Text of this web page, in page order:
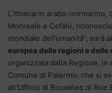
L’itinerario arabo-normanno,
Monreale e Cefalù,
mondiale dell’umanità”, sarà
europea delle regioni e delle
organizzata dalla Regione,
Comune di Palermo, che si
all’Ufficio di Bruxelles di Rue